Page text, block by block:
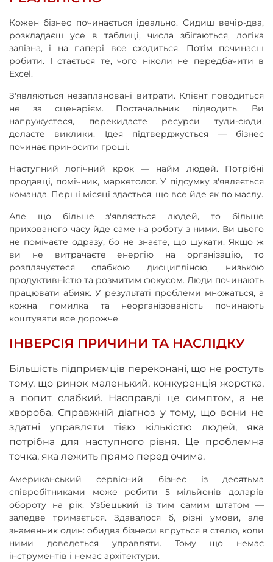
Кожен бізнес починається ідеально. Сидиш вечір-два,
розкладаєш усе в таблиці, числа збігаються, логіка
залізна, і на папері все сходиться. Потім починаєш
робити. І стається те, чого ніколи не передбачити в
Excel.
З'являються незаплановані витрати. Клієнт поводиться
не за сценарієм. Постачальник підводить. Ви
напружуєтеся, перекидаєте ресурси туди-сюди,
долаєте виклики. Ідея підтверджується — бізнес
починає приносити гроші.
Наступний логічний крок — найм людей. Потрібні
продавці, помічник, маркетолог. У підсумку з'являється
команда. Перші місяці здається, що все йде як по маслу.
Але що більше з'являється людей, то більше
прихованого часу йде саме на роботу з ними. Ви цього
не помічаєте одразу, бо не знаєте, що шукати. Якщо ж
ви не витрачаєте енергію на організацію, то
розплачуєтеся слабкою дисципліною, низькою
продуктивністю та розмитим фокусом. Люди починають
працювати абияк. У результаті проблеми множаться, а
кожна помилка та неорганізованість починають
коштувати все дорожче.
ІНВЕРСІЯ ПРИЧИНИ ТА НАСЛІДКУ
Більшість підприємців переконані, що не ростуть
тому, що ринок маленький, конкуренція жорстка,
а попит слабкий. Насправді це симптом, а не
хвороба. Справжній діагноз у тому, що вони не
здатні управляти тією кількістю людей, яка
потрібна для наступного рівня. Це проблемна
точка, яка лежить прямо перед очима.
Американський сервісний бізнес із десятьма
співробітниками може робити 5 мільйонів доларів
обороту на рік. Узбецький із тим самим штатом —
заледве тримається. Здавалося б, різні умови, але
знаменник один: обидва бізнеси впруться в стелю, коли
ними доведеться управляти. Тому що немає
інструментів і немає архітектури.